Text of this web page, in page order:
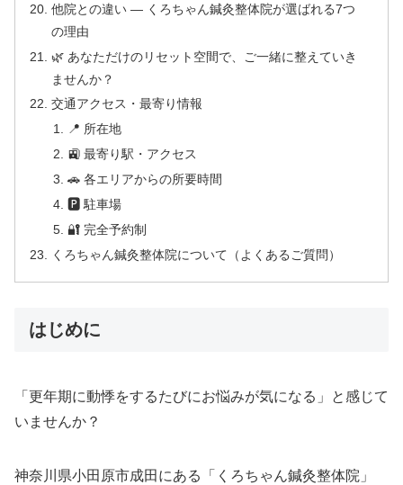
他院との違い — くろちゃん鍼灸整体院が選ばれる7つ
の理由
🌿 あなただけのリセット空間で、ご一緒に整えていき
ませんか？
交通アクセス・最寄り情報
📍 所在地
🚉 最寄り駅・アクセス
🚗 各エリアからの所要時間
🅿 駐車場
🔐 完全予約制
くろちゃん鍼灸整体院について（よくあるご質問）
はじめに
「更年期に動悸をするたびにお悩みが気になる」と感じて
いませんか？
神奈川県小田原市成田にある「くろちゃん鍼灸整体院」